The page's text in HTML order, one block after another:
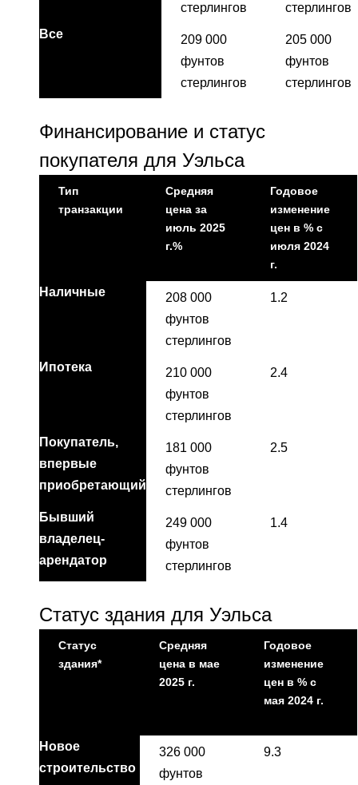
стерлингов
стерлингов
Все
209 000
фунтов
стерлингов
205 000
фунтов
стерлингов
Финансирование и статус
покупателя для Уэльса
Тип
транзакции
Средняя
цена за
июль 2025
г.%
Годовое
изменение
цен в % с
июля 2024
г.
Наличные
208 000
фунтов
стерлингов
1.2
Ипотека
210 000
фунтов
стерлингов
2.4
Покупатель,
впервые
приобретающий
181 000
фунтов
стерлингов
2.5
Бывший
владелец-
арендатор
249 000
фунтов
стерлингов
1.4
Статус здания для Уэльса
Статус
здания*
Средняя
цена в мае
2025 г.
Годовое
изменение
цен в % с
мая 2024 г.
Новое
строительство
326 000
фунтов
9.3